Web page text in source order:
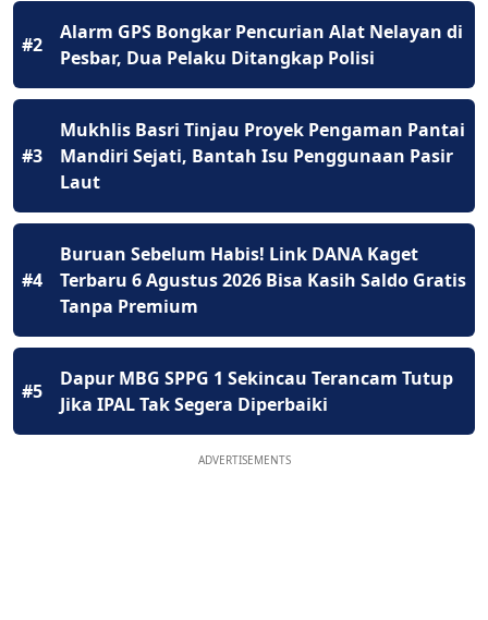
#2
Alarm GPS Bongkar Pencurian Alat Nelayan di
Pesbar, Dua Pelaku Ditangkap Polisi
#3
Mukhlis Basri Tinjau Proyek Pengaman Pantai
Mandiri Sejati, Bantah Isu Penggunaan Pasir
Laut
#4
Buruan Sebelum Habis! Link DANA Kaget
Terbaru 6 Agustus 2026 Bisa Kasih Saldo Gratis
Tanpa Premium
#5
Dapur MBG SPPG 1 Sekincau Terancam Tutup
Jika IPAL Tak Segera Diperbaiki
ADVERTISEMENTS